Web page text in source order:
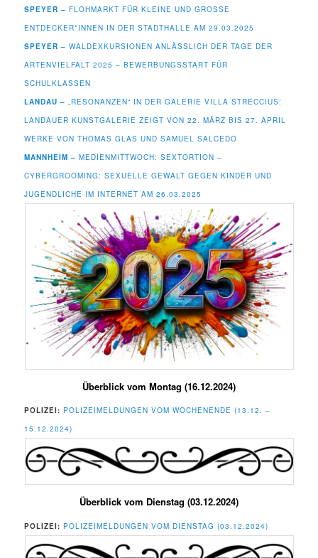
SPEYER –FLOHMARKT FÜR KLEINE UND GROSSE E
NTDECKER*INNEN IN DER STADTHALLE AM 29.03.2025
SPEYER – WALDEXKURSIONEN ANLÄSSLICH DER TAGE DER
ARTENVIELFALT 2025 – BEWERBUNGSSTART FÜR
SCHULKLASSEN
LANDAU – „RESONANZEN“ IN DER GALERIE VILLA STRECCIUS:
LANDAUER KUNSTGALERIE ZEIGT VON 22. MÄRZ BIS 27. APRIL
WERKE VON THOMAS GLAS UND SAMUEL SALCEDO
MANNHEIM – MEDIENMITTWOCH: SEXTORTION –
CYBERGROOMING: SEXUELLE GEWALT GEGEN KINDER UND
JUGENDLICHE IM INTERNET AM 26.03.2025
Überblick vom Montag (16.12.2024)
POLIZEI: POLIZEIMELDUNGEN VOM WOCHENENDE (13.12. –
15.12.2024)
Überblick vom Dienstag (03.12.2024)
POLIZEI: POLIZEIMELDUNGEN VOM DIENSTAG (03.12.2024)